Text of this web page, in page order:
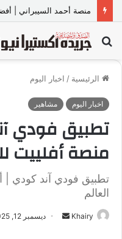
بحث
عن
الرئيسية / اخبار اليوم
اخبار اليوم مشاهير
تطبيق فودي
منصة أفلييت
تطبيق فودي آند كودي |
العالم
Khairy ديسمبر 12, 2025